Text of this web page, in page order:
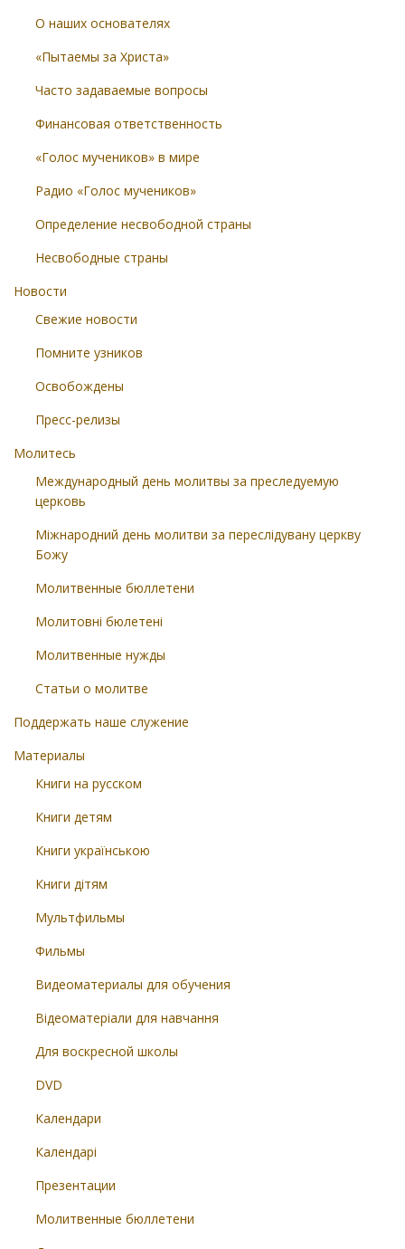
О наших основателях
«Пытаемы за Христа»
Часто задаваемые вопросы
Финансовая ответственность
«Голос мучеников» в мире
Радио «Голос мучеников»
Определение несвободной страны
Несвободные страны
Новости
Свежие новости
Помните узников
Освобождены
Пресс-релизы
Молитесь
Международный день молитвы за преследуемую
церковь
Міжнародний день молитви за переслідувану церкву
Божу
Молитвенные бюллетени
Молитовні бюлетені
Молитвенные нужды
Статьи о молитве
Поддержать наше служение
Материалы
Книги на русском
Книги детям
Книги українською
Книги дітям
Мультфильмы
Фильмы
Видеоматериалы для обучения
Відеоматеріали для навчання
Для воскресной школы
DVD
Календари
Календарі
Презентации
Молитвенные бюллетени